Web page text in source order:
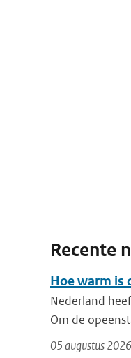
Recente
Hoe warm is
Nederland
Om de
05 augustus